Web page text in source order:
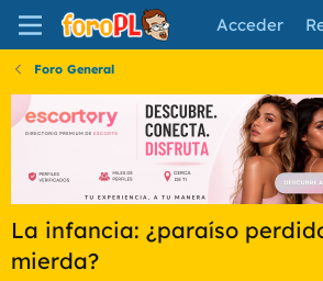
Acceder
Foro General
La infancia: ¿paraíso
mierda?